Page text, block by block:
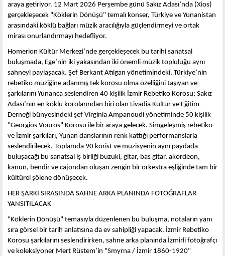
araya getiriyor. 12 Mart 2026 Perşembe günü Sakız Adası’nda (Xios)
gerçekleşecek "Köklerin Dönüşü" temalı konser, Türkiye ve Yunanistan
arasındaki köklü bağları müzik aracılığıyla güçlendirmeyi ve ortak
mirası onurlandırmayı hedefliyor.
Homerion Kültür Merkezi’nde gerçekleşecek bu tarihi sanatsal
buluşmada, Ege’nin iki yakasından iki önemli müzik topluluğu aynı
sahneyi paylaşacak. Şef Berkant Atılgan yönetimindeki, Türkiye’nin
rebetiko müziğine adanmış tek korosu olma özelliğini taşıyan ve
şarkılarını Yunanca seslendiren 40 kişilik İzmir Rebetiko Korosu; Sakız
Adası’nın en köklü korolarından biri olan Livadia Kültür ve Eğitim
Derneği bünyesindeki şef Virginia Ampanoudi yönetiminde 50 kişilik
"Georgios Vouros" Korosu ile bir araya gelecek. Simgeleşmiş rebetiko
ve İzmir şarkıları, Yunan danslarının renk kattığı performanslarla
seslendirilecek. Toplamda 90 korist ve müzisyenin aynı paydada
buluşacağı bu sanatsal iş birliği buzuki, gitar, bas gitar, akordeon,
kanun, bendir ve cajondan oluşan zengin bir orkestra eşliğinde tam bir
kültürel şölene dönüşecek.
HER ŞARKI SIRASINDA SAHNE ARKA PLANINDA FOTOĞRAFLAR
YANSITILACAK
"Köklerin Dönüşü" temasıyla düzenlenen bu buluşma, notaların yanı
sıra görsel bir tarih anlatısına da ev sahipliği yapacak. İzmir Rebetiko
Korosu şarkılarını seslendirirken, sahne arka planında İzmirli fotoğrafçı
ve koleksiyoner Mert Rüstem’in "Smyrna / İzmir 1860-1920"